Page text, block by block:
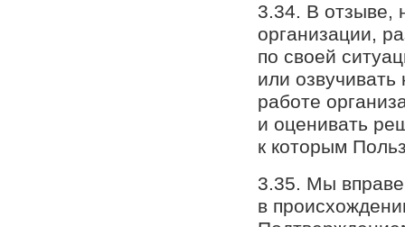
3.34. В отзыве,
организации,
по своей
или
работе
и оценивать
к которым
3.35. Мы вправе
в